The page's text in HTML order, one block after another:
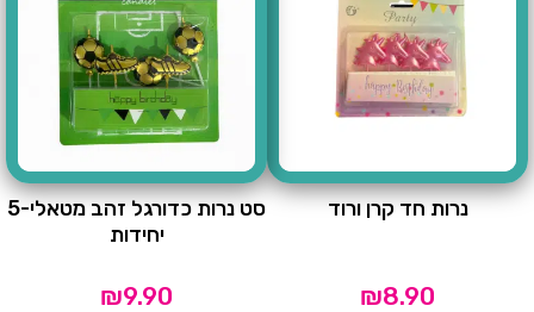
נרות חד קרן ורוד
₪8.90
סט נרות כדורגל זהב מטאלי-5
יחידות
₪9.90